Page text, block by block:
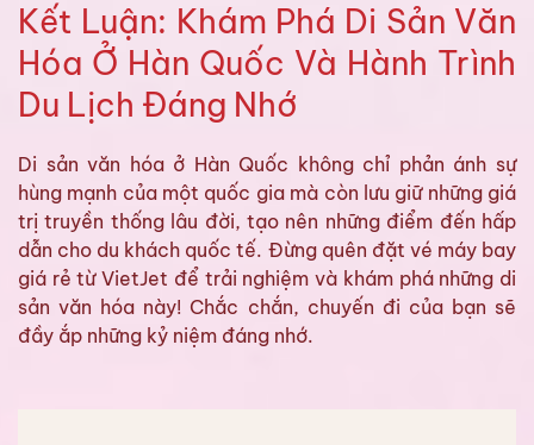
Kết Luận: Khám Phá Di Sản Văn
Hóa Ở Hàn Quốc Và Hành Trình
Du Lịch Đáng Nhớ
Di sản văn hóa ở Hàn Quốc không chỉ phản ánh sự
hùng mạnh của một quốc gia mà còn lưu giữ những giá
trị truyền thống lâu đời, tạo nên những điểm đến hấp
dẫn cho du khách quốc tế. Đừng quên đặt vé máy bay
giá rẻ từ VietJet để trải nghiệm và khám phá những di
sản văn hóa này! Chắc chắn, chuyến đi của bạn sẽ
đầy ắp những kỷ niệm đáng nhớ.